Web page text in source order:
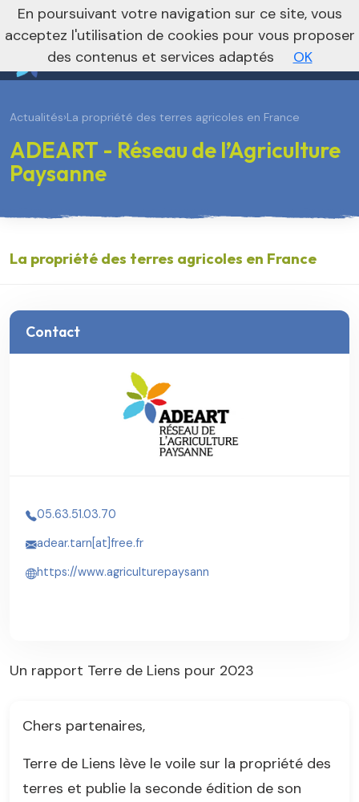
Vers le site national
Actualités›La propriété des terres agricoles en France
ADEART - Réseau de l’Agriculture
Paysanne
La propriété des terres agricoles en France
Contact
05.63.51.03.70
adear.tarn[at]free.fr
https://www.agriculturepaysann
Un rapport Terre de Liens pour 2023
Chers partenaires,
Terre de Liens lève le voile sur la propriété des
terres et publie la seconde édition de son
En poursuivant votre navigation sur ce site, vous
acceptez l'utilisation de cookies pour vous proposer
des contenus et services adaptés
OK